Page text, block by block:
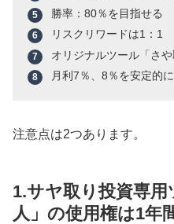
勝率：80％を目指せる
リスクリワードは1：1
オリジナルツール「さ
月利7％、8％を安定的
注意点は2つあります。
1.サヤ取り投資専
人」の使用権は1年